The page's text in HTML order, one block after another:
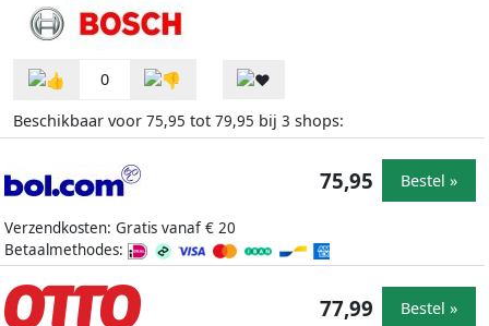
0
Beschikbaar voor 75,95 tot 79,95 bij 3 shops:
Verzendkosten: Gratis vanaf € 20
Betaalmethodes:
75,95 Bestel »
77,99 Bestel »